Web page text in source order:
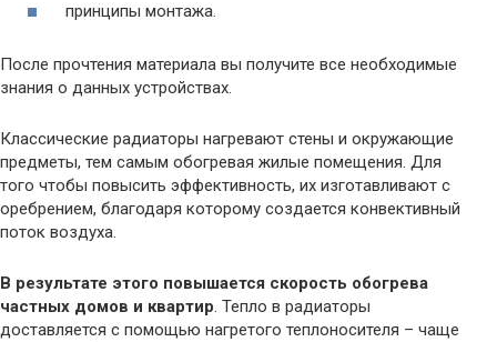
принципы монтажа.
После прочтения материала вы получите все необходимые
знания о данных устройствах.
Классические радиаторы нагревают стены и окружающие
предметы, тем самым обогревая жилые помещения. Для
того чтобы повысить эффективность, их изготавливают с
оребрением, благодаря которому создается конвективный
поток воздуха.
В результате этого повышается скорость обогрева
частных домов и квартир. Тепло в радиаторы
доставляется с помощью нагретого теплоносителя – чаще